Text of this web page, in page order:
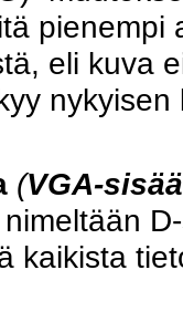
eli kuva
(VGA-
kaikista